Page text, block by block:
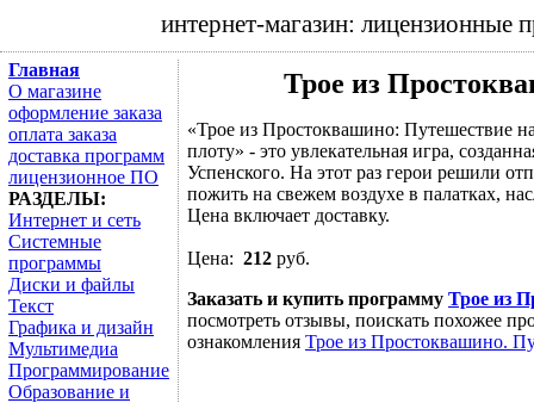
интернет-магазин:
Главная
О магазине
оформление заказа
оплата заказа
доставка программ
лицензионное ПО
РАЗДЕЛЫ:
Интернет и сеть
Системные
программы
Диски и файлы
Текст
Графика и дизайн
Мультимедиа
Программирование
Образование и
Трое из
«Трое из Простоквашино: Путешествие
плоту» - это увлекательная игра,
Успенского. На этот раз герои решили
пожить на свежем воздухе в палатках,
Цена включает доставку.
Цена: 212 руб.
Заказать и купить программу Трое из
посмотреть отзывы, поискать похожее
ознакомления Трое из Простоквашино.